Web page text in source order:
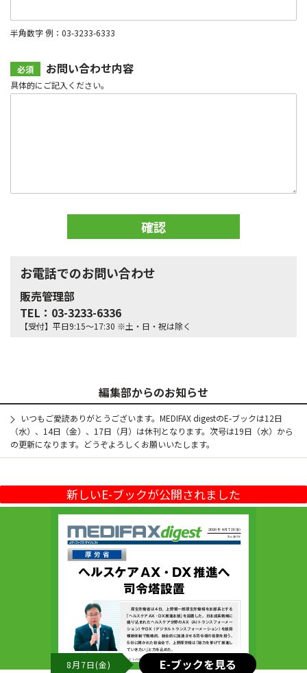
話
番
*
半角数字 例：03-3233-6333
必須 お問い合わせ内容
具体的にご記入ください。
お電話でのお問い合わせ
販売管理部
TEL：03-3233-6336
【受付】平日9:15～17:30 ※土・日・祝は除く
編集部からのお知らせ
いつもご愛読ありがとうございます。MEDIFAX digestのE-ブックは12日
（水）、14日（金）、17日（月）は休刊となります。次号は19日（水）から
の更新になります。どうぞよろしくお願いいたします。
新しいE-ブックが公開されました
8月7日(金) E-ブックを見る